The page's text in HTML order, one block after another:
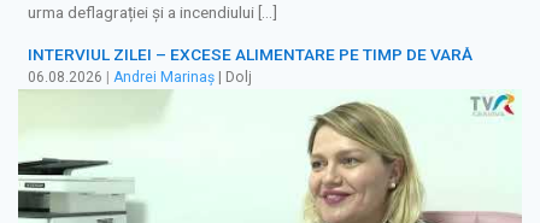
urma deflagrației și a incendiului […]
INTERVIUL ZILEI – EXCESE ALIMENTARE PE TIMP DE VARĂ
06.08.2026 | Andrei Marinaș | Dolj